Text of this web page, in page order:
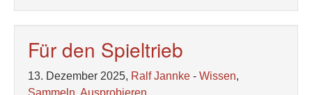
Für den Spieltrieb
13. Dezember 2025, Ralf Jannke - Wissen,
Sammeln, Ausprobieren